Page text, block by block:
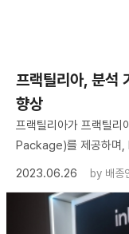
프랙틸리아, 분석
향상
프랙틸리아가 프랙틸
Package)를 제공하며,
2023.06.26
by 배종